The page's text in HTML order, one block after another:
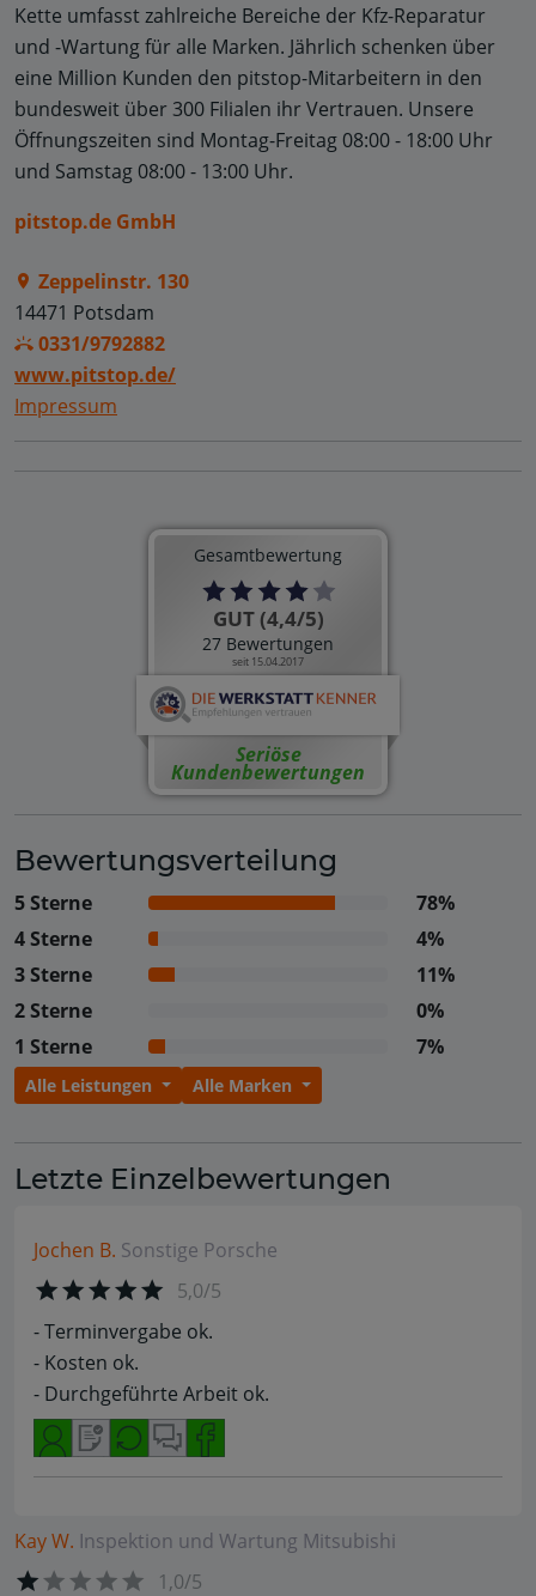
Kette umfasst zahlreiche Bereiche der Kfz-Reparatur
und -Wartung für alle Marken. Jährlich schenken über
eine Million Kunden den pitstop-Mitarbeitern in den
bundesweit über 300 Filialen ihr Vertrauen. Unsere
Öffnungszeiten sind Montag-Freitag 08:00 - 18:00 Uhr
und Samstag 08:00 - 13:00 Uhr.
pitstop.de GmbH
Zeppelinstr. 130
14471 Potsdam
0331/9792882
www.pitstop.de/
Impressum
Gesamtbewertung
GUT (4,4/5)
27 Bewertungen
seit 15.04.2017
Seriöse
Kundenbewertungen
Bewertungsverteilung
5 Sterne
78%
4 Sterne
4%
3 Sterne
11%
2 Sterne
0%
1 Sterne
7%
Alle Leistungen Alle Marken
Letzte Einzelbewertungen
Jochen B. Sonstige Porsche
5,0/5
- Terminvergabe ok.
- Kosten ok.
- Durchgeführte Arbeit ok.
Kay W. Inspektion und Wartung Mitsubishi
1,0/5